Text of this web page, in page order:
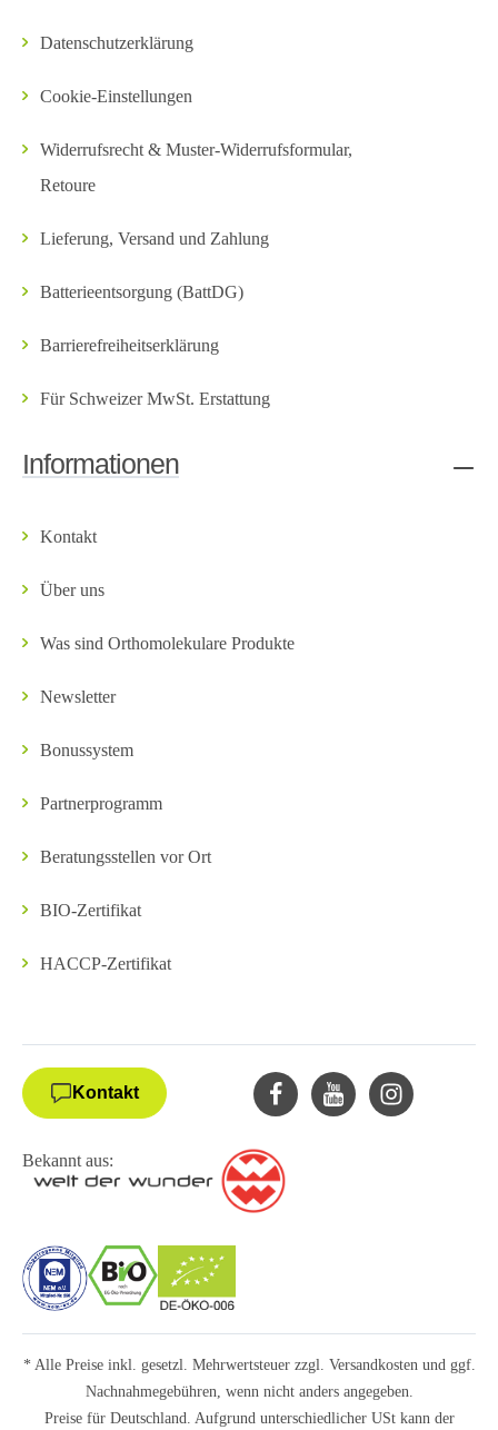
Datenschutzerklärung
Cookie-Einstellungen
Widerrufsrecht & Muster-Widerrufsformular,
Retoure
Lieferung, Versand und Zahlung
Batterieentsorgung (BattDG)
Barrierefreiheitserklärung
Für Schweizer MwSt. Erstattung
Informationen
Kontakt
Über uns
Was sind Orthomolekulare Produkte
Newsletter
Bonussystem
Partnerprogramm
Beratungsstellen vor Ort
BIO-Zertifikat
HACCP-Zertifikat
Kontakt
Bekannt aus:
* Alle Preise inkl. gesetzl. Mehrwertsteuer zzgl. Versandkostenund ggf.
Nachnahmegebühren, wenn nicht anders angegeben.
Preise für Deutschland. Aufgrund unterschiedlicher USt kann der